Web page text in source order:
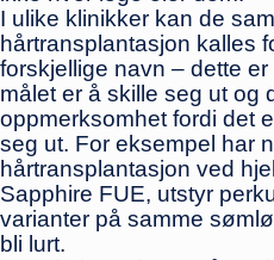
I ulike klinikker kan de
hårtransplantasjon kalles
forskjellige navn – dette
målet er å skille seg ut og
oppmerksomhet fordi det
seg ut. For eksempel har
hårtransplantasjon ved
Sapphire FUE, utstyr
varianter på samme
bli lurt.